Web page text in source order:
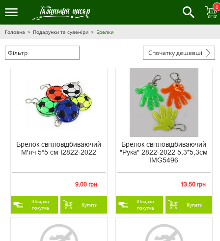
0
Головна Подарунки та сувеніри Брелки
Фільтр Спочатку дешевші
Брелок світловідбиваючий
М'яч 5*5 см I2822-2022
9.00 грн
Швидка
покупка
Купити
Брелок світловідбиваючий
"Рука" 2822-2022 5,3*5,3см
IMG5496
13.50 грн
Швидка
покупка
Купити